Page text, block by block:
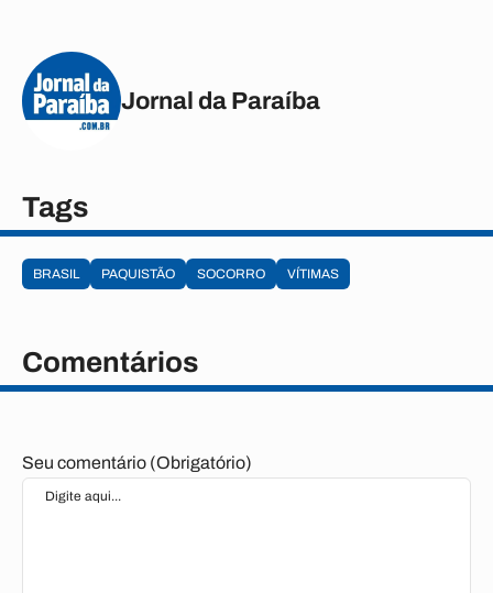
Jornal da Paraíba
Tags
BRASIL PAQUISTÃO SOCORRO VÍTIMAS
Comentários
Seu comentário (Obrigatório)